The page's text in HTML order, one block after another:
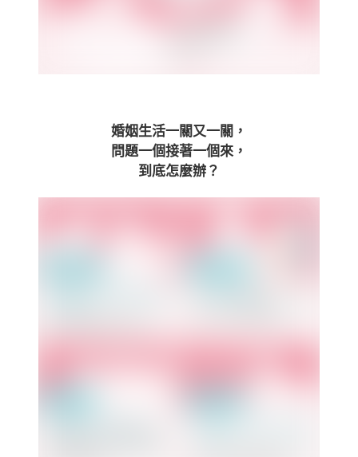
婚姻生活一關又一關，
問題一個接著一個來，
到底怎麼辦？